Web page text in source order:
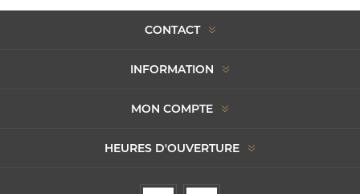
CONTACT
INFORMATION
MON COMPTE
HEURES D'OUVERTURE